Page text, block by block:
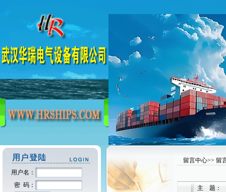
用户名：
密 码：
留言中心>> 留
主 题：